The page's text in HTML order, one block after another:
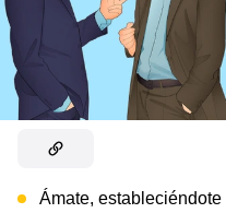
Ámate,